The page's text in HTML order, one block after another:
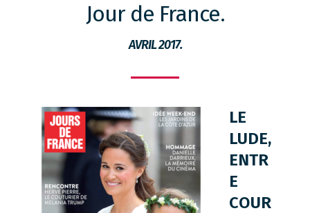
Jour de France.
AVRIL 2017.
LE
LUDE,
ENTR
E
COUR